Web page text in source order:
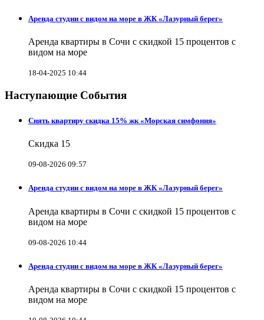
Аренда студии с видом на море в ЖК «Лазурный берег»
Аренда квартиры в Сочи с скидкой 15 процентов с
видом на море
18-04-2025 10:44
Наступающие События
Снять квартиру скидка 15% жк «Морская симфония»
Скидка 15
09-08-2026 09:57
Аренда студии с видом на море в ЖК «Лазурный берег»
Аренда квартиры в Сочи с скидкой 15 процентов с
видом на море
09-08-2026 10:44
Аренда студии с видом на море в ЖК «Лазурный берег»
Аренда квартиры в Сочи с скидкой 15 процентов с
видом на море